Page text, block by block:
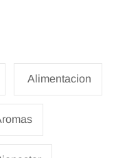
Alimentacion